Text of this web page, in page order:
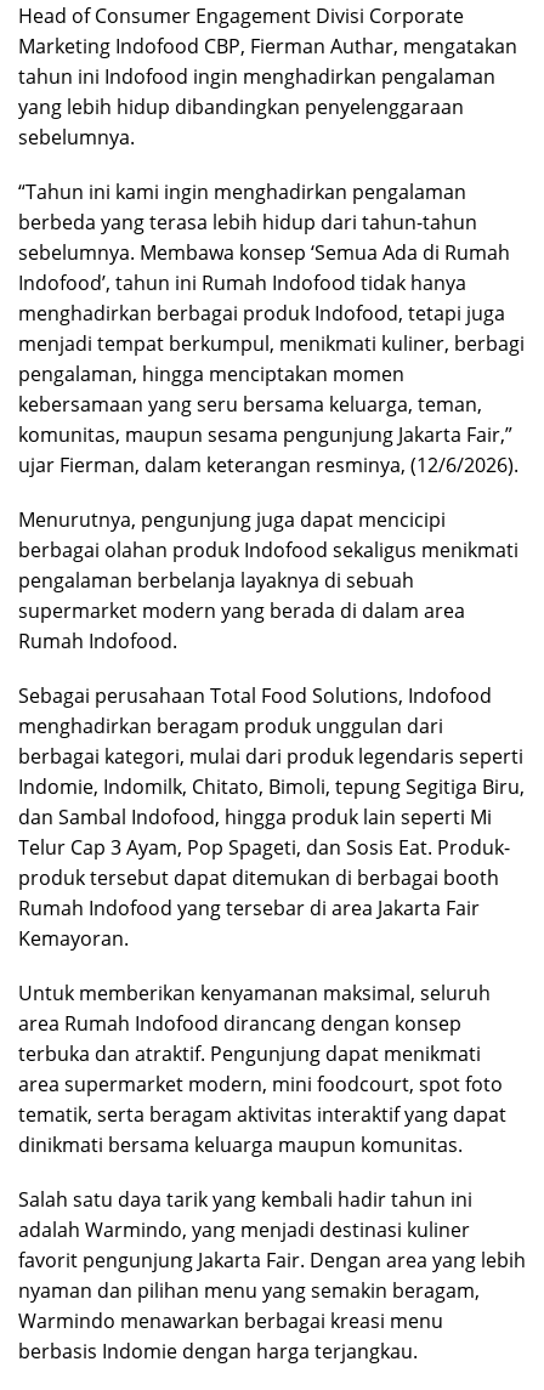
Head of Consumer Engagement Divisi Corporate
Marketing Indofood CBP, Fierman Authar, mengatakan
tahun ini Indofood ingin menghadirkan pengalaman
yang lebih hidup dibandingkan penyelenggaraan
sebelumnya.
“Tahun ini kami ingin menghadirkan pengalaman
berbeda yang terasa lebih hidup dari tahun-tahun
sebelumnya. Membawa konsep ‘Semua Ada di Rumah
Indofood’, tahun ini Rumah Indofood tidak hanya
menghadirkan berbagai produk Indofood, tetapi juga
menjadi tempat berkumpul, menikmati kuliner, berbagi
pengalaman, hingga menciptakan momen
kebersamaan yang seru bersama keluarga, teman,
komunitas, maupun sesama pengunjung Jakarta Fair,”
ujar Fierman, dalam keterangan resminya, (12/6/2026).
Menurutnya, pengunjung juga dapat mencicipi
berbagai olahan produk Indofood sekaligus menikmati
pengalaman berbelanja layaknya di sebuah
supermarket modern yang berada di dalam area
Rumah Indofood.
Sebagai perusahaan Total Food Solutions, Indofood
menghadirkan beragam produk unggulan dari
berbagai kategori, mulai dari produk legendaris seperti
Indomie, Indomilk, Chitato, Bimoli, tepung Segitiga Biru,
dan Sambal Indofood, hingga produk lain seperti Mi
Telur Cap 3 Ayam, Pop Spageti, dan Sosis Eat. Produk-
produk tersebut dapat ditemukan di berbagai booth
Rumah Indofood yang tersebar di area Jakarta Fair
Kemayoran.
Untuk memberikan kenyamanan maksimal, seluruh
area Rumah Indofood dirancang dengan konsep
terbuka dan atraktif. Pengunjung dapat menikmati
area supermarket modern, mini foodcourt, spot foto
tematik, serta beragam aktivitas interaktif yang dapat
dinikmati bersama keluarga maupun komunitas.
Salah satu daya tarik yang kembali hadir tahun ini
adalah Warmindo, yang menjadi destinasi kuliner
favorit pengunjung Jakarta Fair. Dengan area yang lebih
nyaman dan pilihan menu yang semakin beragam,
Warmindo menawarkan berbagai kreasi menu
berbasis Indomie dengan harga terjangkau.